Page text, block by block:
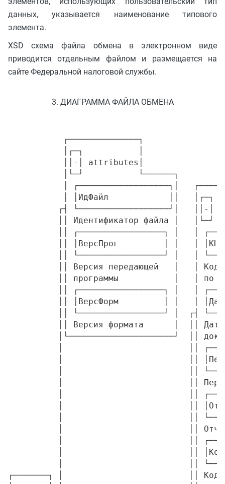
данных, указывается наименование типового
элемента.
XSD схема файла обмена в электронном виде
приводится отдельным файлом и размещается на
сайте Федеральной налоговой службы.
3. ДИАГРАММА ФАЙЛА ОБМЕНА
           ┌──────────────┐
           │┌─┐           │
           ││-│ attributes│
           │└─┘           └──────┐
           │ ┌──────────────────┐│   ┌──────────────┐
           │ │ИдФайл            ││   │┌─┐           │
          ┌┤ └──────────────────┘│   ││-│ attributes│
          ││ Идентификатор файла │   │└─┘           └──────┐
          ││ ┌─────────────────┐ │   │ ┌──────────────────┐│
          ││ │ВерсПрог         │ │   │ │КНД               ││
          ││ └─────────────────┘ │   │ └──────────────────┘│
          ││ Версия передающей   │   │ Код формы отчетности│
          ││ программы           │   │ по КНД              │
          ││ ┌─────────────────┐ │   │ ┌──────────────────┐│
          ││ │ВерсФорм         │ │   │ │ДатаДок           ││
          ││ └─────────────────┘ │  ┌┤ └──────────────────┘│
          ││ Версия формата      │  ││ Дата формирования   │
          │└─────────────────────┘  ││ документа           │
          │                         ││ ┌──────────────────┐│
          │                         ││ │Период            ││
          │                         ││ └──────────────────┘│
          │                         ││ Период (код)        │
          │                         ││ ┌──────────────────┐│
          │                         ││ │ОтчетГод          ││
          │                         ││ └──────────────────┘│
          │                         ││ Отчетный год        │
          │                         ││ ┌──────────────────┐│
          │                         ││ │КодНО             ││
          │                         ││ └──────────────────┘│
┌───────┐ │                         ││ Код налогового      │
│      ┌┴┐│                         ││ органа              │
│ Файл │-├┤                         ││ ┌──────────────────┐│
│      └┬┘│                         ││ │НомКорр           ││
└───────┘ │                         ││ └──────────────────┘│
 Файл     │                         ││ Номер корректировки │
 обмена   │                         ││ ┌──────────────────┐│
          │                         ││ │ПоМесту           ││
          │                         ││ └──────────────────┘│
          │                         ││ Код места, по       │
          │                         ││ которому            │
          │                         ││ представляется      │
          │                         ││ документ            │
          │                         │└─────────────────────┘          ┌──────────────┐
          │                         │                                 │┌─┐           │
          │                         │                                 ││-│ attributes│
          │                         │                                 │└─┘           └──────┐
          │                         │                                 │ ┌──────────────────┐│
          │                         │                                 │ │ОКВЭД             ││
          │                         │                                 │ └──────────────────┘│
          │                         │                                 │ Код по ОКВЭД        │
          │                         │                                 │ ┌ - - - - ┐         │
          │/-------\  ┌───────────┐ │                                ┌┤  Тлф                │
          ││       ├─┐│          ┌┴┐│                                ││ └ - - - - ┘         │
          └┤-.-.-.-│-├┤ Документ │-├┤                                ││ Номер контактного   │
           │       ├─┘│          └┬┘│                                ││ телефона            │
           \-------/  └───────────┘ │                                │└─────────────────────┘
                       Состав и     │                                │
                       структура    │                                │
                       документа    │                                │
                                    │                                │
                                    │              ┌──────────────┐  │                ┌──────────────┐  ┌──────────────┐
                                    │              │             ┌┴┐ │                │             ┌┴┐ │┌─┐           │
                                    │             ┌┤СвНП         │-├─┤              ┌─┤НПЮЛ         │-├─┤│+│ attributes│
                                    │             ││             └┬┘ │              │ │             └┬┘ │└─┘           │
                                    │             │└──────────────┘  │              │ └──────────────┘  └──────────────┘
                                    │             │ Сведения о       │              │ Налогоплательщик -
                                    │             │ налогоплательщике│              │ юридическое лицо
                                    │             │                  │              │
                                    │             │                  │              │
                                    │             │                  │  /-------\   │
                                    │             │                  │  │   .─┐ ├─┐ │
                                    │             │                  └──┤--/.─┼─│-├─┤
                                    │             │                     │   .─┘ ├─┘ │
                                    │             │                     \-------/   │                      ┌──────────────┐
                                    │             │                                 │                      │┌─┐           │
                                    │             │                                 │                    ┌─┤│+│ attributes│
                                    │             │                                 │                    │ │└─┘           │
                                    │             │                                 │                    │ └──────────────┘
                                    │             │                                 │ ┌──────────────┐   │
                                    │             │                                 │ │             ┌┴┐  │
                                    │             │                                 └─┤НПФЛ         │-├──┤
                                    │             │                                   │             └┬┘  │
                                    │             │                                   └──────────────┘   │
                                    │             │                                   Налогоплательщик - │                                ┌ - - - - - - - - - - ┐
                                    │             │                                   физическое лицо    │ /-------\   ┌──────────────┐     ФИОТип
                                    │             │                                                      │ │       ├─┐ │             ┌┴┐  │ ┌──────────────────┐│
                                    │             │                                                      └─┤-.-.-.-│-├─┤ФИО          │-├──┼─┤┌─┐               │
                                    │             │                                                        │       ├─┘ │             └┬┘    ││+│ attributes    ││
                                    │             │                                                        \-------/   └──────────────┘   │ │└─┘               │
                                    │             │                                                                     Фамилия, имя,       └──────────────────┘│
                                    │             │                                                                     отчество          └ - - - - - - - - - - ┘
                                    │             │                                                                     физического лица
                                    │             │
                                    │             │                   ┌──────────────┐
                                    │             │                   │┌─┐           │
                                    │             │                   ││-│ attributes│
                                    │             │                   │└─┘           └──────┐
                                    │             │                   │ ┌──────────────────┐│
                                    │             │                 ┌─┤ │ ПрПодп           ││
                                    │             │                 │ │ └──────────────────┘│
                                    │ /-------\   │                 │ │ Признак лица,       │
                                    │ │       ├─┐ │                 │ │ подписавшего        │
                                    └─┤-.-.-.-│-├─┤                 │ │ документ            │
                                      │       ├─┘ │┌──────────────┐ │ └─────────────────────┘
                                      \-------/   ││             ┌┴┐│                              ┌ - - - - - - - - ┐
                                                  ├┤ Подписант   │-├┤                              │ФИОТип
                                                  ││             └┬┘│               ┌ - - - ─┐       ┌──────────────┐│
                                                  │└──────────────┘ │               │       ┌┴┐    │ │┌─┐           │
                                                  │ Сведения о лице,│             ┌─┤ФИО    │-├────  ││+│ attributes││
                                                  │ подписавшем     │               │       └┬┘    │ │└─┘           │
                                                  │ документ        │             │ └ - - - ─┘       └──────────────┘│
                                                  │                 │                Фамилия, Имя, └ - - - - - - - - ┘
                                                  │                 │             │  Отчество